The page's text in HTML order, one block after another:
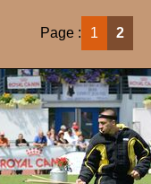
Page : 1 2